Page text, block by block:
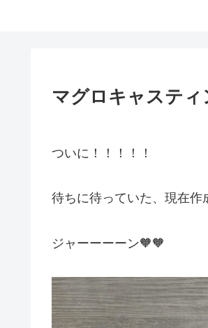
マグロキャステ
ついに！！！！！
待ちに待っていた、現在
ジャーーーーン🧡🧡